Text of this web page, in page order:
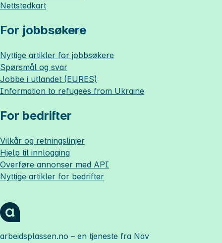
Nettstedkart
For jobbsøkere
Nyttige artikler for jobbsøkere
Spørsmål og svar
Jobbe i utlandet (EURES)
Information to refugees from Ukraine
For bedrifter
Vilkår og retningslinjer
Hjelp til innlogging
Overføre annonser med API
Nyttige artikler for bedrifter
arbeidsplassen.no – en tjeneste fra Nav